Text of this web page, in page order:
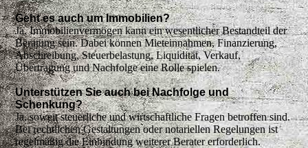
Geht es auch um Immobilien?
Ja. Immobilienvermögen kann ein wesentlicher Bestandteil der
Beratung sein. Dabei können Mieteinnahmen, Finanzierung,
Abschreibung, Steuerbelastung, Liquidität, Verkauf,
Übertragung und Nachfolge eine Rolle spielen.
Unterstützen Sie auch bei Nachfolge und
Schenkung?
Ja, soweit steuerliche und wirtschaftliche Fragen betroffen sind.
Bei rechtlichen Gestaltungen oder notariellen Regelungen ist
regelmäßig die Einbindung weiterer Berater erforderlich.